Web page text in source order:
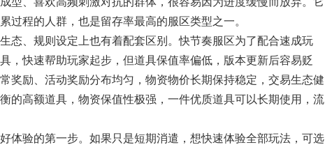
程的人群，也是留存率最高的服区类型之一。
、规则设定上也有着配套区别。快节奏服区为了配合速成玩
，快速帮助玩家起步，但道具保值率偏低，版本更新后容易贬
奖励、活动奖励分布均匀，物资物价长期保持稳定，交易生态健
的高额道具，物资保值性极强，一件优质道具可以长期使用，流
验的第一步。如果只是短期消遣，想快速体验全部玩法，可选